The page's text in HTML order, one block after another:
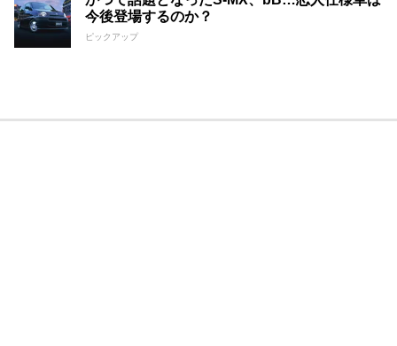
今後登場するのか？
ピックアップ